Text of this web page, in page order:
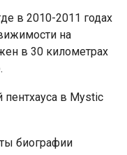
в 2010-2011 годах
на
в 30 километрах
в Mystic
биографии